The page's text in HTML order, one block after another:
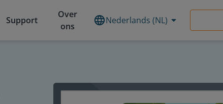
Support
Over
ons
Nederlands (NL)